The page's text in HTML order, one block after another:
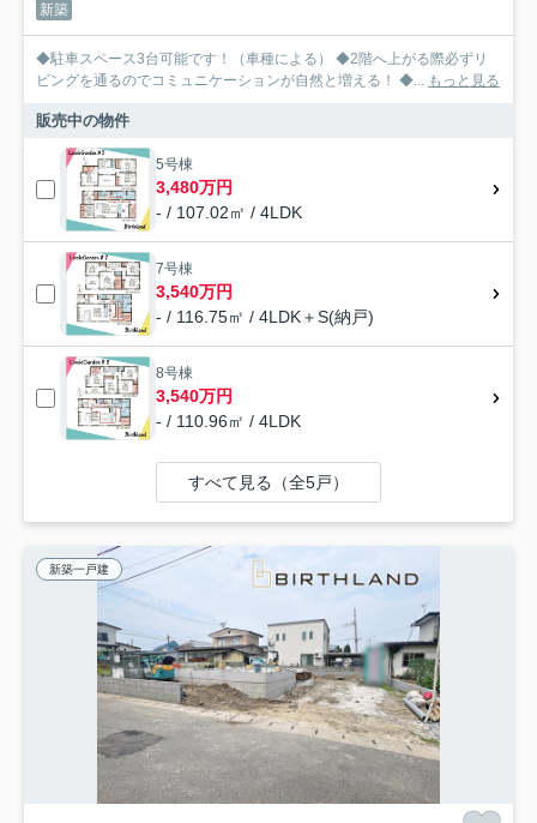
新築
◆駐車スペース3台可能です！（車種による） ◆2階へ上がる際必ずリ
ビングを通るのでコミュニケーションが自然と増える！ ◆... もっと見る
販売中の物件
5号棟
3,480万円
- / 107.02㎡ / 4LDK
7号棟
3,540万円
- / 116.75㎡ / 4LDK＋S(納戸)
8号棟
3,540万円
- / 110.96㎡ / 4LDK
すべて見る（全5戸）
新築一戸建